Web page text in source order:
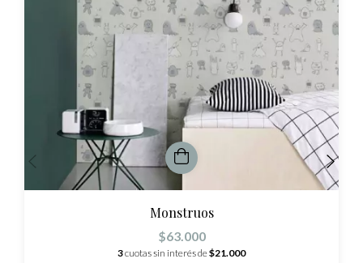
Monstruos
$63.000
3cuotas sin interés de$21.000